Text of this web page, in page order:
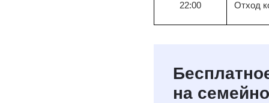
22:00 Отход
на